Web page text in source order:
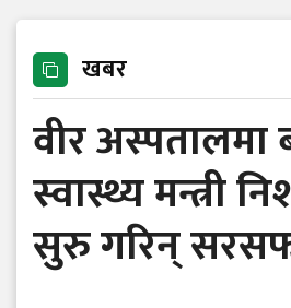
खबर
वीर अस्पतालमा
स्वास्थ्य मन्त्री
सुरु गरिन्